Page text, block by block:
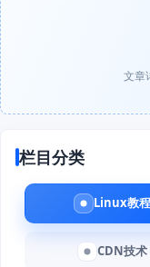
文章
栏目分类
Linux教程
CDN技术